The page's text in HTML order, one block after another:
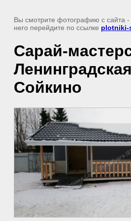
Вы смотрите фотографию с сайта -
него перейдите по ссылке plotniki-
Сарай-
Сойкино